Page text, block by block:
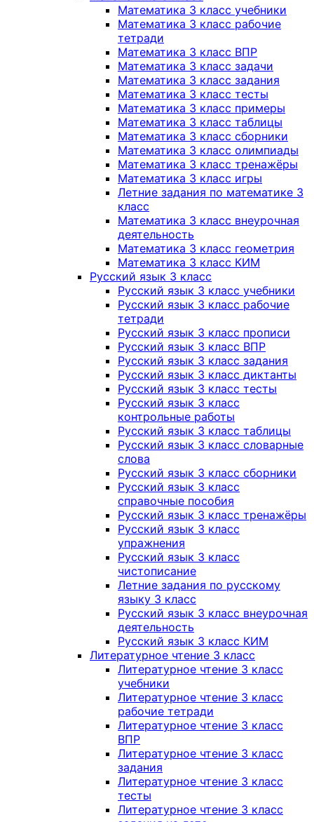
Математика 3 класс учебники
Математика 3 класс рабочие
тетради
Математика 3 класс ВПР
Математика 3 класс задачи
Математика 3 класс задания
Математика 3 класс тесты
Математика 3 класс примеры
Математика 3 класс таблицы
Математика 3 класс сборники
Математика 3 класс олимпиады
Математика 3 класс тренажёры
Математика 3 класс игры
Летние задания по математике 3
класс
Математика 3 класс внеурочная
деятельность
Математика 3 класс геометрия
Математика 3 класс КИМ
Русский язык 3 класс
Русский язык 3 класс учебники
Русский язык 3 класс рабочие
тетради
Русский язык 3 класс прописи
Русский язык 3 класс ВПР
Русский язык 3 класс задания
Русский язык 3 класс диктанты
Русский язык 3 класс тесты
Русский язык 3 класс
контрольные работы
Русский язык 3 класс таблицы
Русский язык 3 класс словарные
слова
Русский язык 3 класс сборники
Русский язык 3 класс
справочные пособия
Русский язык 3 класс тренажёры
Русский язык 3 класс
упражнения
Русский язык 3 класс
чистописание
Летние задания по русскому
языку 3 класс
Русский язык 3 класс внеурочная
деятельность
Русский язык 3 класс КИМ
Литературное чтение 3 класс
Литературное чтение 3 класс
учебники
Литературное чтение 3 класс
рабочие тетради
Литературное чтение 3 класс
ВПР
Литературное чтение 3 класс
задания
Литературное чтение 3 класс
тесты
Литературное чтение 3 класс